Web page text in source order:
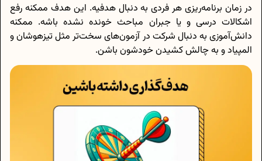
در زمان برنامه‌ریزی هر فردی به دنبال هدفیه. این هدف ممکنه رفع
اشکالات درسی و یا جبران مباحث خونده نشده باشه. ممکنه
دانش‌آموزی به دنبال شرکت در آزمون‌های سخت‌تر مثل تیزهوشان و
المپیاد و به چالش کشیدن خودشون باشن.